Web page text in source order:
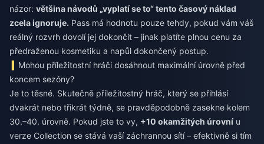
názor: většina návodů „vyplatí se to“ tento časový náklad
zcela ignoruje. Pass má hodnotu pouze tehdy, pokud vám váš
reálný rozvrh dovolí jej dokončit – jinak platíte plnou cenu za
předraženou kosmetiku a napůl dokončený postup.
Mohou příležitostní hráči dosáhnout maximální úrovně před
koncem sezóny?
Je to těsné. Skutečně příležitostný hráč, který se přihlásí
dvakrát nebo třikrát týdně, se pravděpodobně zasekne kolem
30.–40. úrovně. Pokud jste to vy, +10 okamžitých úrovní u
verze Collection se stává vaší záchrannou sítí – efektivně si tím